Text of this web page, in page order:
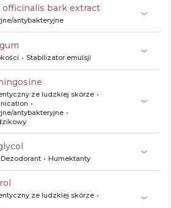
officinalis bark extract
antybakteryjne
Stabilizator emulsji
ze ludzkiej skórze
antybakteryjne
Dezodorant Humektanty
ze ludzkiej skórze